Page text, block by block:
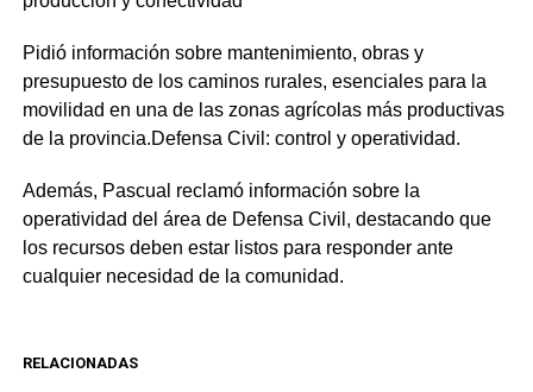
Pidió información sobre mantenimiento, obras y
presupuesto de los caminos rurales, esenciales para la
movilidad en una de las zonas agrícolas más productivas
de la provincia.Defensa Civil: control y operatividad.
Además, Pascual reclamó información sobre la
operatividad del área de Defensa Civil, destacando que
los recursos deben estar listos para responder ante
cualquier necesidad de la comunidad.
RELACIONADAS